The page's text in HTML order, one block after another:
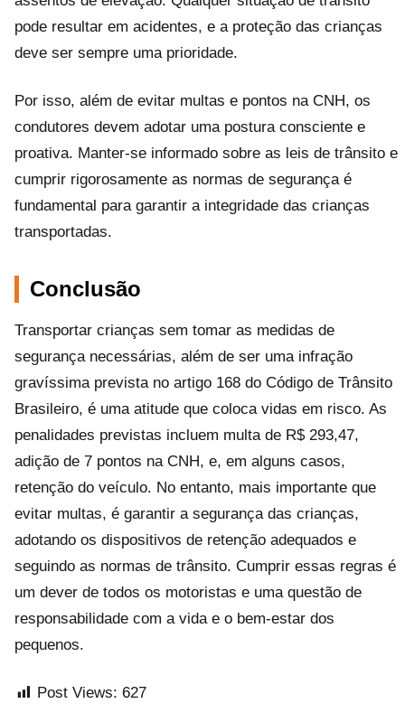
pode resultar em acidentes, e a proteção das crianças
deve ser sempre uma prioridade.
Por isso, além de evitar multas e pontos na CNH, os
condutores devem adotar uma postura consciente e
proativa. Manter-se informado sobre as leis de trânsito e
cumprir rigorosamente as normas de segurança é
fundamental para garantir a integridade das crianças
transportadas.
Conclusão
Transportar crianças sem tomar as medidas de
segurança necessárias, além de ser uma infração
gravíssima prevista no artigo 168 do Código de Trânsito
Brasileiro, é uma atitude que coloca vidas em risco. As
penalidades previstas incluem multa de R$ 293,47,
adição de 7 pontos na CNH, e, em alguns casos,
retenção do veículo. No entanto, mais importante que
evitar multas, é garantir a segurança das crianças,
adotando os dispositivos de retenção adequados e
seguindo as normas de trânsito. Cumprir essas regras é
um dever de todos os motoristas e uma questão de
responsabilidade com a vida e o bem-estar dos
pequenos.
Post Views: 627